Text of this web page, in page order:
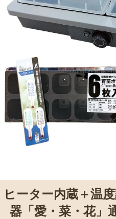
ヒーター内蔵＋温
器「愛・菜・花」